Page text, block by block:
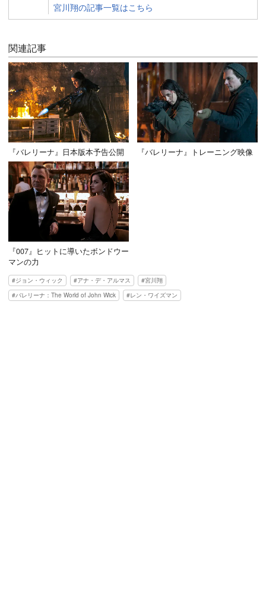
宮川翔の記事一覧はこちら
関連記事
『バレリーナ』日本版本予告公開 『バレリーナ』トレーニング映像
『007』ヒットに導いたボンドウー
マンの力
ジョン・ウィック アナ・デ・アルマス
宮川翔
バレリーナ：The World of John Wick
レン・ワイズマン